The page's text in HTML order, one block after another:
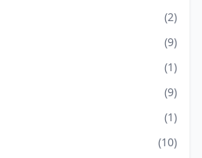
(2)
(9)
(1)
(9)
(1)
(10)